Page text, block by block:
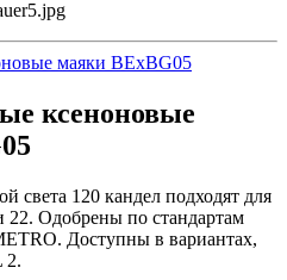
ксеноновые
света 120 кандел подходят для
22. Одобрены по стандартам
Доступны в вариантах,
2.